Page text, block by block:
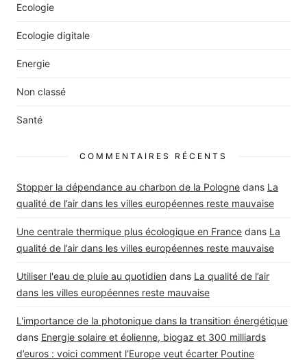
Ecologie
Ecologie digitale
Energie
Non classé
Santé
COMMENTAIRES RÉCENTS
Stopper la dépendance au charbon de la Pologne dans La
qualité de l’air dans les villes européennes reste mauvaise
Une centrale thermique plus écologique en France dans La
qualité de l’air dans les villes européennes reste mauvaise
Utiliser l'eau de pluie au quotidien dans La qualité de l’air
dans les villes européennes reste mauvaise
L'importance de la photonique dans la transition énergétique
dans Energie solaire et éolienne, biogaz et 300 milliards
d’euros : voici comment l’Europe veut écarter Poutine